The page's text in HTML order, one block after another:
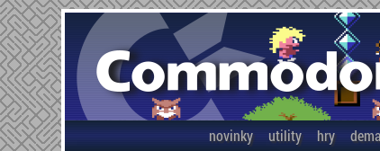
novinky utility hry dema